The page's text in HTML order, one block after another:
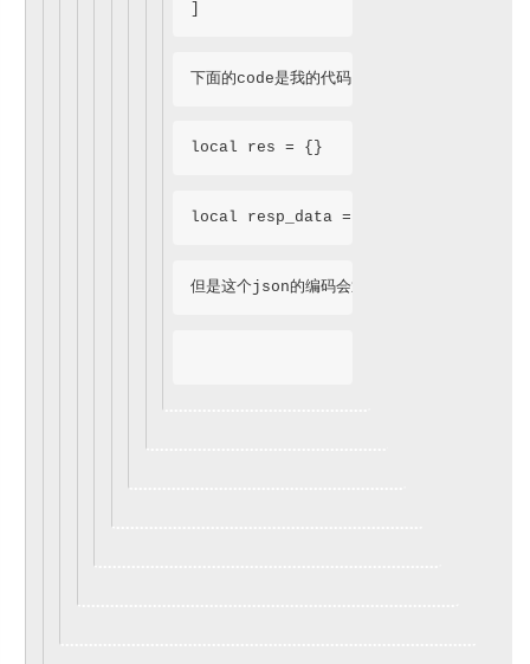
下面的code是我的代码
local res = {}
local resp_data = cjson.encode(res)
但是这个json的编码会返回 {}.